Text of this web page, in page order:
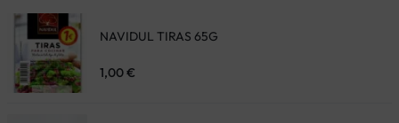
NAVIDUL TIRAS 65G
1,00€